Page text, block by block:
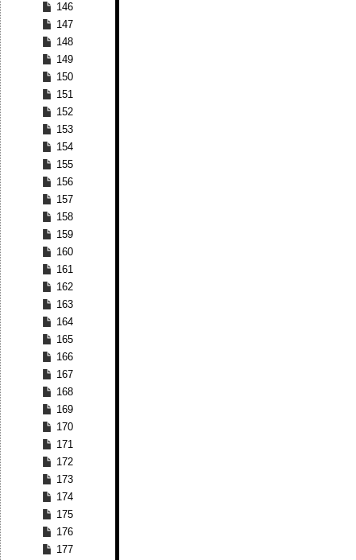
146
147
148
149
150
151
152
153
154
155
156
157
158
159
160
161
162
163
164
165
166
167
168
169
170
171
172
173
174
175
176
177